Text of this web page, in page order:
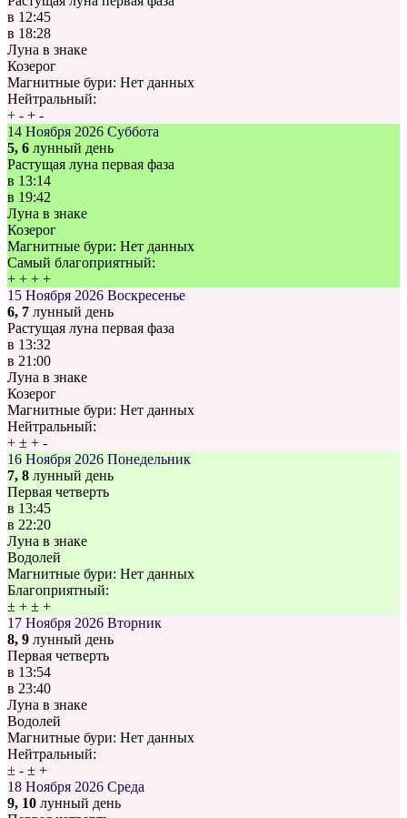
в 12:45
в 18:28
Луна в знаке
Козерог
Магнитные бури: Нет данных
Нейтральный:
+ - + -
14 Ноября 2026 Суббота
5, 6 лунный день
Растущая луна первая фаза
в 13:14
в 19:42
Луна в знаке
Козерог
Магнитные бури: Нет данных
Самый благоприятный:
+ + + +
15 Ноября 2026 Воскресенье
6, 7 лунный день
Растущая луна первая фаза
в 13:32
в 21:00
Луна в знаке
Козерог
Магнитные бури: Нет данных
Нейтральный:
+ ± + -
16 Ноября 2026 Понедельник
7, 8 лунный день
Первая четверть
в 13:45
в 22:20
Луна в знаке
Водолей
Магнитные бури: Нет данных
Благоприятный:
± + ± +
17 Ноября 2026 Вторник
8, 9 лунный день
Первая четверть
в 13:54
в 23:40
Луна в знаке
Водолей
Магнитные бури: Нет данных
Нейтральный:
± - ± +
18 Ноября 2026 Среда
9, 10 лунный день